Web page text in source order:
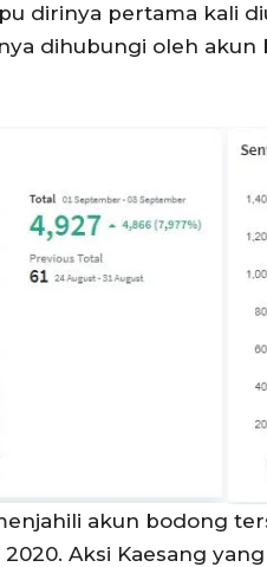
dirinya pertama kali
dihubungi oleh
akun bodong
Aksi Kaesang